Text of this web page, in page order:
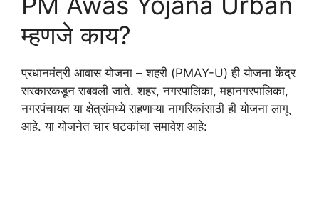
म्हणजे काय?
प्रधानमंत्री आवास योजना – शहरी (PMAY-U) ही योजना केंद्र
सरकारकडून राबवली जाते. शहर, नगरपालिका, महानगरपालिका,
नगरपंचायत या क्षेत्रांमध्ये राहणाऱ्या नागरिकांसाठी ही योजना लागू
आहे. या योजनेत चार घटकांचा समावेश आहे: